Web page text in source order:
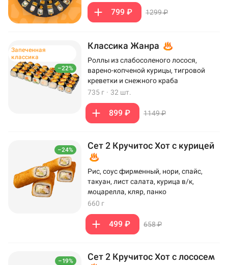
799 ₽ 1299 ₽
–22%
Запеченная
классика
Классика Жанра
Роллы из слабосоленого лосося,
варено-копченой курицы, тигровой
креветки и снежного краба
735 г · 32 шт.
899 ₽ 1149 ₽
–24% Сет 2 Кручитос Хот с курицей
Рис, соус фирменный, нори, спайс,
такуан, лист салата, курица в/к,
моцарелла, кляр, панко
660 г
499 ₽ 658 ₽
–19% Сет 2 Кручитос Хот с лососем